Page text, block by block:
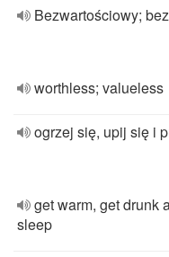
Bezwartościowy;
worthless; valueless
ogrzej się, upij się i
get warm, get drunk
sleep